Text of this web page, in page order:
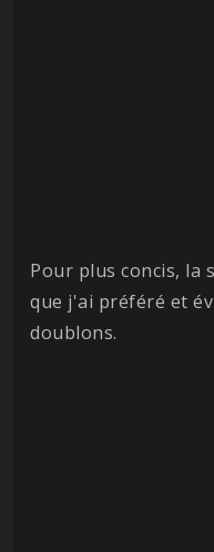
Pour plus concis, la
que j'ai préféré et
doublons.